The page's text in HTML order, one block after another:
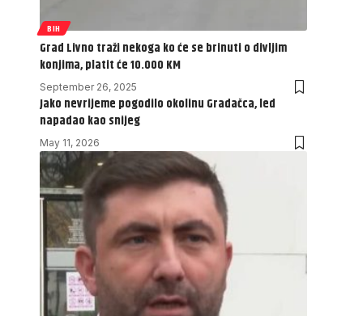
BIH
Grad Livno traži nekoga ko će se brinuti o divljim
konjima, platit će 10.000 KM
September 26, 2025
Jako nevrijeme pogodilo okolinu Gradačca, led
napadao kao snijeg
May 11, 2026